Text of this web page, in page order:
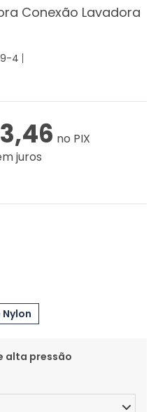
Conexão Lavadora
4
no PIX
juros
alta pressão